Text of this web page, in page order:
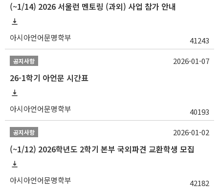
(~1/14) 2026 서울런 멘토링 (과외) 사업 참가 안내
아시아언어문명학부 41243
공지사항
26-1학기 아언문 시간표
아시아언어문명학부 40193
2026-01-07
공지사항
(~1/12) 2026학년도 2학기 본부 국외파견 교환학생 모집
아시아언어문명학부 42182
2026-01-02